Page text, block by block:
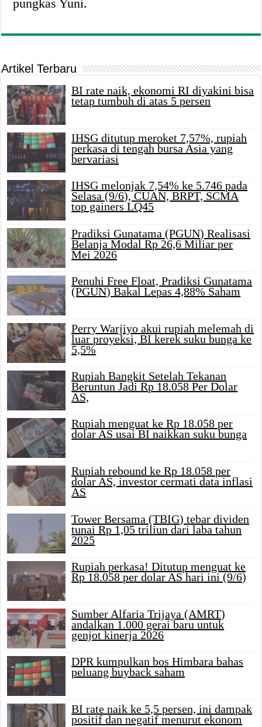
pungkas Yuni.
Artikel Terbaru
BI rate naik, ekonomi RI diyakini bisa
tetap tumbuh di atas 5 persen
IHSG ditutup meroket 7,57%, rupiah
perkasa di tengah bursa Asia yang
bervariasi
IHSG melonjak 7,54% ke 5.746 pada
Selasa (9/6), CUAN, BRPT, SCMA
top gainers LQ45
Pradiksi Gunatama (PGUN) Realisasi
Belanja Modal Rp 26,6 Miliar per
Mei 2026
Penuhi Free Float, Pradiksi Gunatama
(PGUN) Bakal Lepas 4,88% Saham
Perry Warjiyo akui rupiah melemah di
luar proyeksi, BI kerek suku bunga ke
5,5%
Rupiah Bangkit Setelah Tekanan
Beruntun Jadi Rp 18.058 Per Dolar
AS,
Rupiah menguat ke Rp 18.058 per
dolar AS usai BI naikkan suku bunga
Rupiah rebound ke Rp 18.058 per
dolar AS, investor cermati data inflasi
AS
Tower Bersama (TBIG) tebar dividen
tunai Rp 1,05 triliun dari laba tahun
2025
Rupiah perkasa! Ditutup menguat ke
Rp 18.058 per dolar AS hari ini (9/6)
Sumber Alfaria Trijaya (AMRT)
andalkan 1.000 gerai baru untuk
genjot kinerja 2026
DPR kumpulkan bos Himbara bahas
peluang buyback saham
BI rate naik ke 5,5 persen, ini dampak
positif dan negatif menurut ekonom